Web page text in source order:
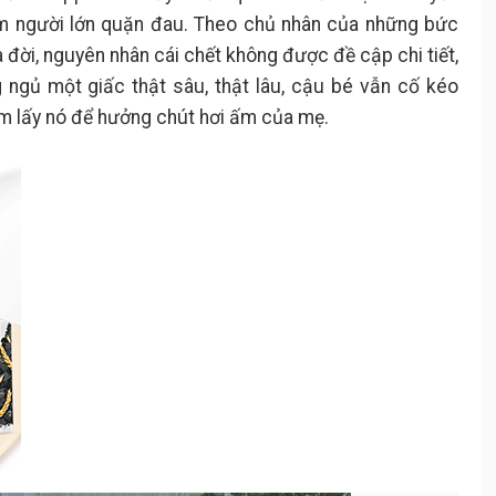
người lớn quặn đau. Theo chủ nhân của những bức
nguyên nhân cái chết không được đề cập chi tiết,
ngủ một giấc thật sâu, thật lâu, cậu bé vẫn cố kéo
lấy nó để hưởng chút hơi ấm của mẹ.